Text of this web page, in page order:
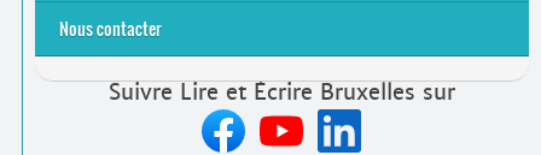
Nous contacter
Suivre Lire et Écrire Bruxelles sur